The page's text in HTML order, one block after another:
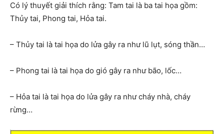
Có lý thuyết giải thích rằng: Tam tai là ba tai họa gồm:
Thủy tai, Phong tai, Hỏa tai.
– Thủy tai là tai họa do lửa gây ra như lũ lụt, sóng thần…
– Phong tai là tai họa do gió gây ra như bão, lốc…
– Hỏa tai là tai họa do lửa gây ra như cháy nhà, cháy
rừng…